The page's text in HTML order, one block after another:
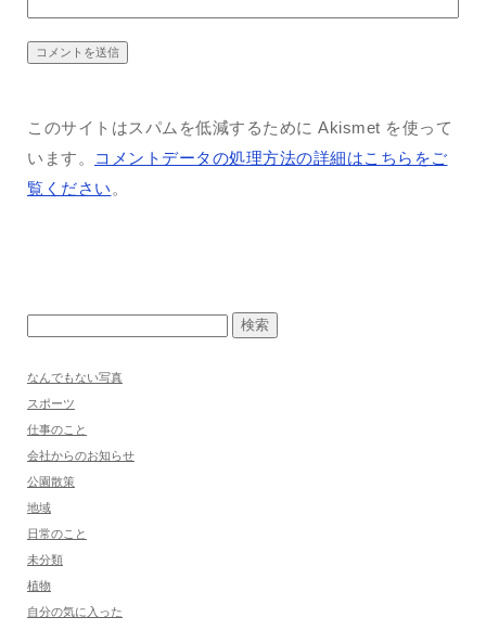
このサイトはスパムを低減するために Akismet を使って
います。
コメントデータの処理方法の詳細はこちらをご
覧ください 。
なんでもない写真
スポーツ
仕事のこと
会社からのお知らせ
公園散策
地域
日常のこと
未分類
植物
自分の気に入った